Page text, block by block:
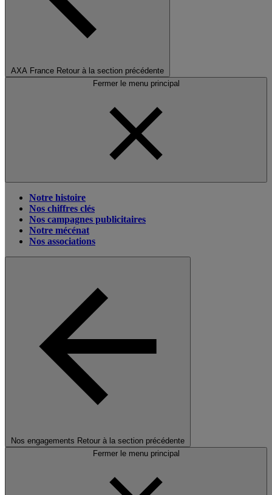
AXA France Retour à la section précédente
Fermer le menu principal
Notre histoire
Nos chiffres clés
Nos campagnes publicitaires
Notre mécénat
Nos associations
Nos engagements Retour à la section précédente
Fermer le menu principal